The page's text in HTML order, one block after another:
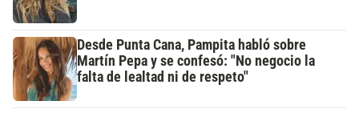
Desde Punta Cana, Pampita habló sobre
Martín Pepa y se confesó: "No negocio la
falta de lealtad ni de respeto"